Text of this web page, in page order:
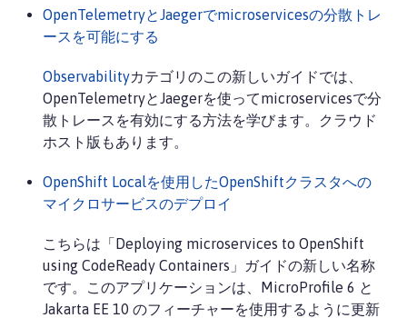
OpenTelemetryとJaegerでmicroservicesの分散トレ
ースを可能にする
Observabilityカテゴリのこの新しいガイドでは、
OpenTelemetryとJaegerを使ってmicroservicesで分
散トレースを有効にする方法を学びます。クラウド
ホスト版もあります。
OpenShift Localを使用したOpenShiftクラスタへの
マイクロサービスのデプロイ
こちらは「Deploying microservices to OpenShift
using CodeReady Containers」ガイドの新しい名称
です。このアプリケーションは、MicroProfile 6 と
Jakarta EE 10 のフィーチャーを使用するように更新